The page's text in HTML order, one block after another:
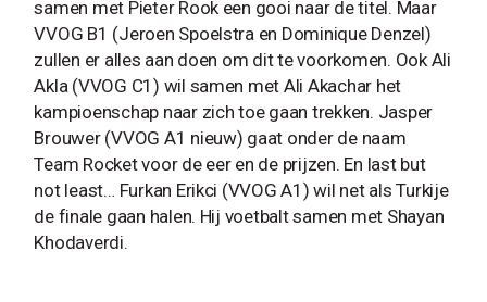
samen met Pieter Rook een gooi naar de titel. Maar
VVOG B1 (Jeroen Spoelstra en Dominique Denzel)
zullen er alles aan doen om dit te voorkomen. Ook Ali
Akla (VVOG C1) wil samen met Ali Akachar het
kampioenschap naar zich toe gaan trekken. Jasper
Brouwer (VVOG A1 nieuw) gaat onder de naam
Team Rocket voor de eer en de prijzen. En last but
not least… Furkan Erikci (VVOG A1) wil net als Turkije
de finale gaan halen. Hij voetbalt samen met Shayan
Khodaverdi.